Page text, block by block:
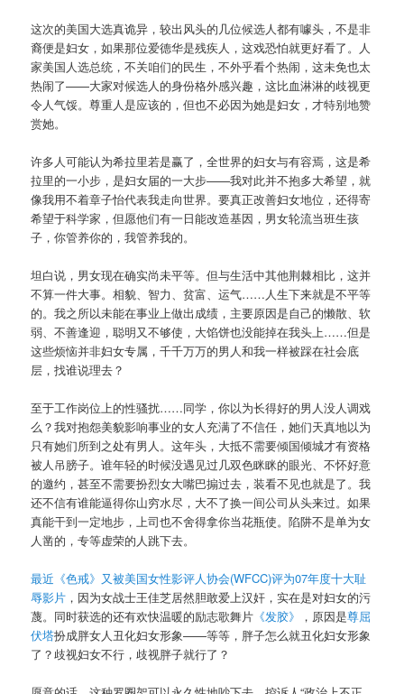
这次的美国大选真诡异，较出风头的几位候选人都有噱头，不是非
裔便是妇女，如果那位爱德华是残疾人，这戏恐怕就更好看了。人
家美国人选总统，不关咱们的民生，不外乎看个热闹，这未免也太
热闹了——大家对候选人的身份格外感兴趣，这比血淋淋的歧视更
令人气馁。尊重人是应该的，但也不必因为她是妇女，才特别地赞
赏她。
许多人可能认为希拉里若是赢了，全世界的妇女与有容焉，这是希
拉里的一小步，是妇女届的一大步——我对此并不抱多大希望，就
像我用不着章子怡代表我走向世界。要真正改善妇女地位，还得寄
希望于科学家，但愿他们有一日能改造基因，男女轮流当班生孩
子，你管养你的，我管养我的。
坦白说，男女现在确实尚未平等。但与生活中其他荆棘相比，这并
不算一件大事。相貌、智力、贫富、运气……人生下来就是不平等
的。我之所以未能在事业上做出成绩，主要原因是自己的懒散、软
弱、不善逢迎，聪明又不够使，大馅饼也没能掉在我头上……但是
这些烦恼并非妇女专属，千千万万的男人和我一样被踩在社会底
层，找谁说理去？
至于工作岗位上的性骚扰……同学，你以为长得好的男人没人调戏
么？我对抱怨美貌影响事业的女人充满了不信任，她们天真地以为
只有她们所到之处有男人。这年头，大抵不需要倾国倾城才有资格
被人吊膀子。谁年轻的时候没遇见过几双色眯眯的眼光、不怀好意
的邀约，甚至不需要扮烈女大嘴巴搧过去，装看不见也就是了。我
还不信有谁能逼得你山穷水尽，大不了换一间公司从头来过。如果
真能干到一定地步，上司也不舍得拿你当花瓶使。陷阱不是单为女
人凿的，专等虚荣的人跳下去。
最近《色戒》又被美国女性影评人协会(WFCC)评为07年度十大耻
辱影片 ，因为女战士王佳芝居然胆敢爱上汉奸，实在是对妇女的污
蔑。同时获选的还有欢快温暖的励志歌舞片 《发胶》 ，原因是尊屈
伏塔扮成胖女人丑化妇女形象——等等，胖子怎么就丑化妇女形象
了？歧视妇女不行，歧视胖子就行了？